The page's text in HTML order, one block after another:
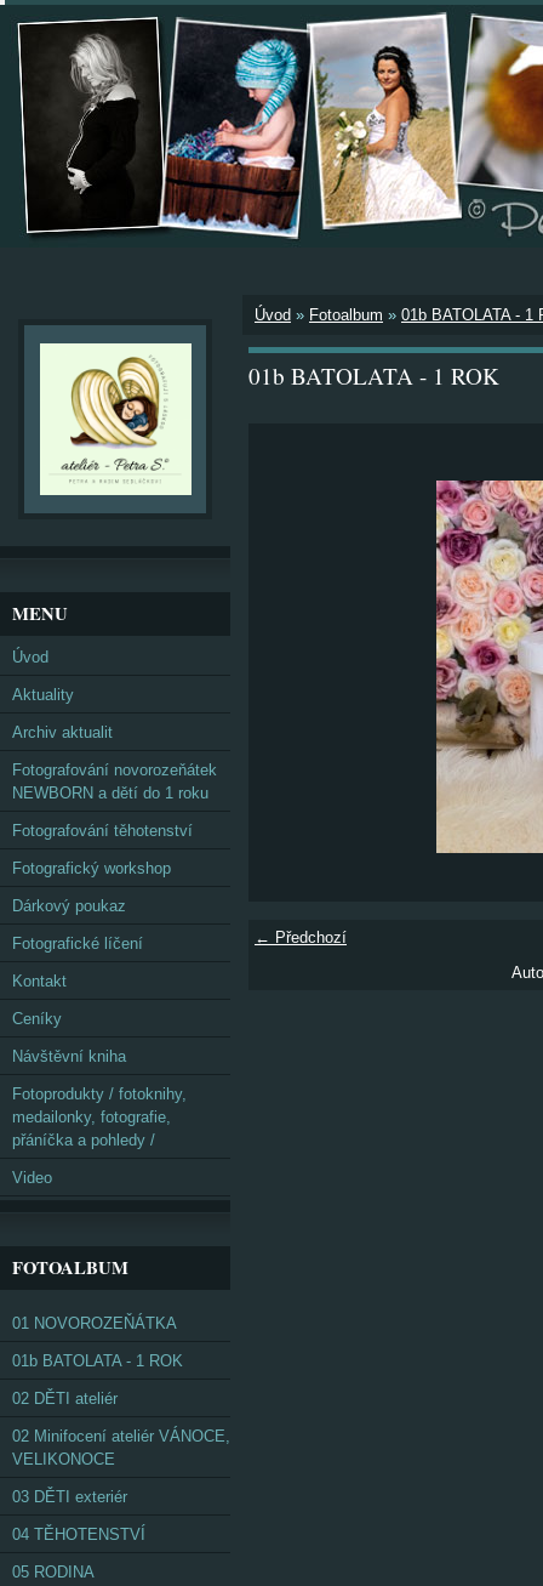
Úvod » Fotoalbum » 01b BATOLATA - 1
01b BATOLATA - 1 ROK
← Předchozí
MENU
Úvod
Aktuality
Archiv aktualit
Fotografování novorozeňátek
NEWBORN a dětí do 1 roku
Fotografování těhotenství
Fotografický workshop
Dárkový poukaz
Fotografické líčení
Kontakt
Ceníky
Návštěvní kniha
Fotoprodukty / fotoknihy,
medailonky, fotografie,
přáníčka a pohledy /
Video
FOTOALBUM
01 NOVOROZEŇÁTKA
01b BATOLATA - 1 ROK
02 DĚTI ateliér
02 Minifocení ateliér VÁNOCE,
VELIKONOCE
03 DĚTI exteriér
04 TĚHOTENSTVÍ
05 RODINA